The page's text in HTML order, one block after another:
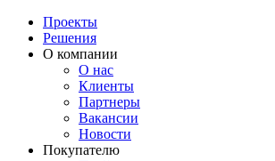
Проекты
Решения
О компании
О нас
Клиенты
Партнеры
Вакансии
Новости
Покупателю